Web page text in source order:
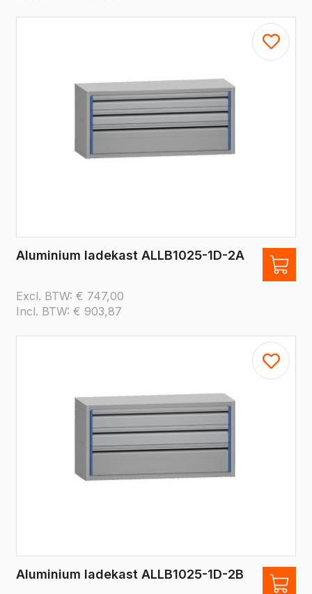
Aluminium ladekast ALLB1025-1D-2A
Excl. BTW: € 747,00
Incl. BTW: € 903,87
Aluminium ladekast ALLB1025-1D-2B